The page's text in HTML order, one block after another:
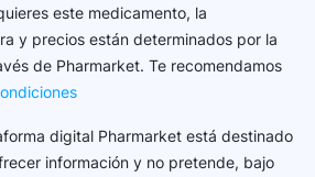
este medicamento, la
y precios están determinados por la
de Pharmarket. Te recomendamos
digital Pharmarket está destinado
información y no pretende, bajo